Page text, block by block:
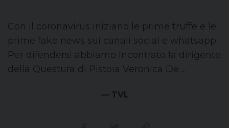
Con il coronavirus iniziano le prime truffe e le
prime fake news sui canali social e whatsapp.
Per difendersi abbiamo incontrato la dirigente
della Questura di Pistoia Veronica De ...
— TVL